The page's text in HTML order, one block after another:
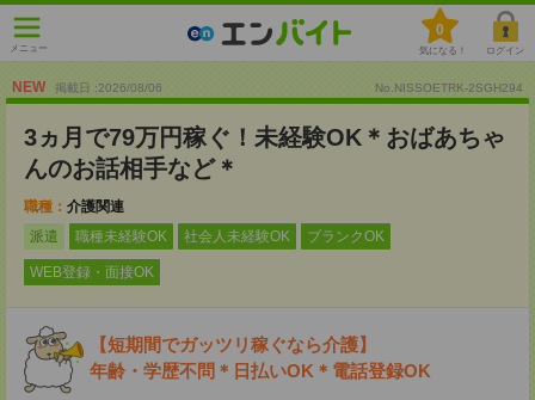
メニュー
0
気になる！ ログイン
NEW 掲載日 :2026/08/06 No.NISSOETRK-2SGH294
3ヵ月で79万円稼ぐ！未経験OK＊おばあちゃ
んのお話相手など＊
職種： 介護関連
派遣
職種未経験OK 社会人未経験OK ブランクOK
WEB登録・面接OK
【短期間でガッツリ稼ぐなら介護】
年齢・学歴不問＊日払いOK＊電話登録OK